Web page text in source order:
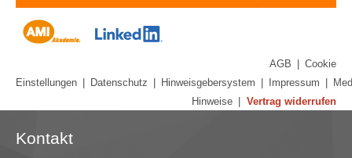
AGB | Cookie
Einstellungen | Datenschutz | Hinweisgebersystem | Impressum |
Hinweise | Vertrag widerrufen
Kontakt